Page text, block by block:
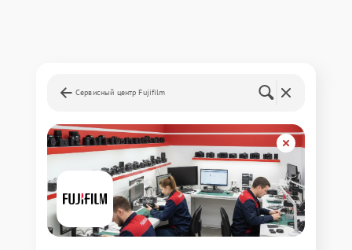
Сервисный центр Fujifilm